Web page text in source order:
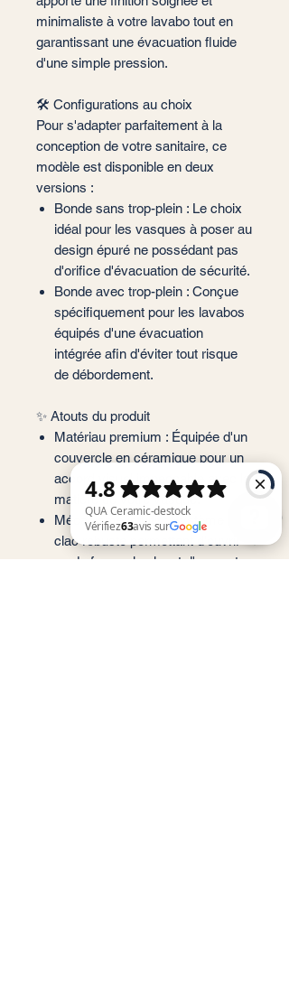
minimaliste à votre lavabo tout en
garantissant une évacuation fluide
d'une simple pression.
🛠️ Configurations au choix
Pour s'adapter parfaitement à la
conception de votre sanitaire, ce
modèle est disponible en deux
versions :
Bonde sans trop-plein : Le choix
idéal pour les vasques à poser au
design épuré ne possédant pas
d'orifice d'évacuation de sécurité.
Bonde avec trop-plein : Conçue
spécifiquement pour les lavabos
équipés d'une évacuation
intégrée afin d'éviter tout risque
de débordement.
✨ Atouts du produit
Matériau premium : Équipée d'un
couvercle en céramique pour un
accord visuel impeccable avec la
matière de votre vasque.
Mécanisme intuitif : Système clic-
clac robuste permettant d'ouvrir
ou de fermer le clapet d'un geste